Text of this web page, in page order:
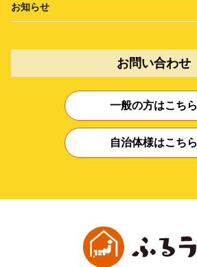
お知らせ
お問い合わせ
一般の方はこちら
自治体様はこちら